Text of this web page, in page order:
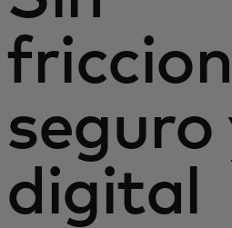
seguro
digital